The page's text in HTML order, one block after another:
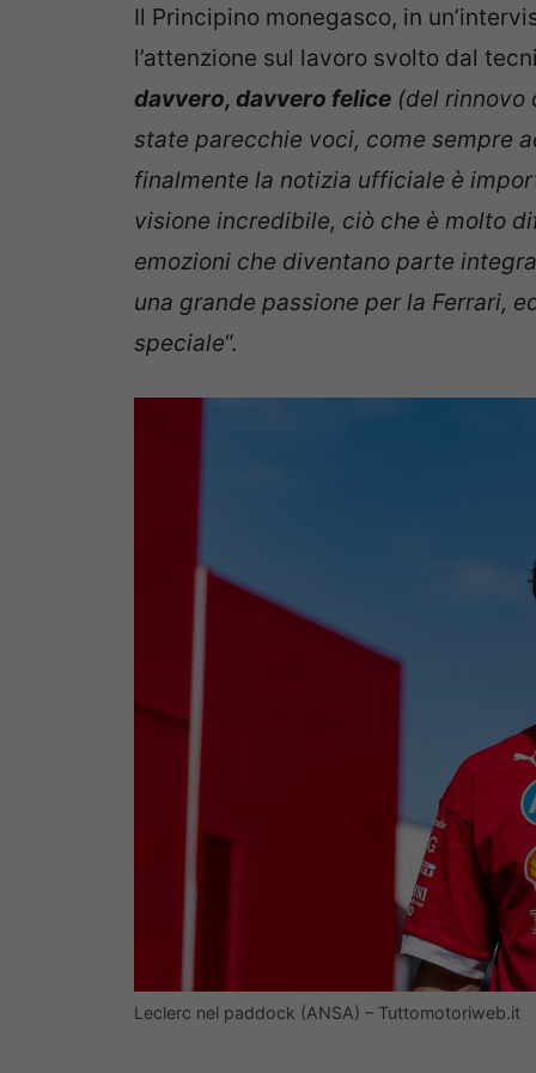
Il Principino monegasco, in
l’attenzione sul lavoro svolto dal
davvero, davvero felice (del rinnovo
state parecchie voci, come sempre
finalmente la notizia ufficiale è
visione incredibile, ciò che è molto
emozioni che diventano parte
una grande passione per la Ferrari,
speciale“.
Leclerc nel paddock (ANSA) – Tuttomotoriweb.it